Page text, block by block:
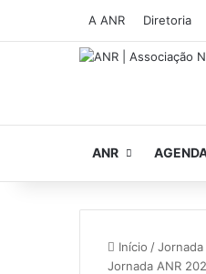
A ANR Diretoria
ANR
Início /Jornada
Jornada ANR